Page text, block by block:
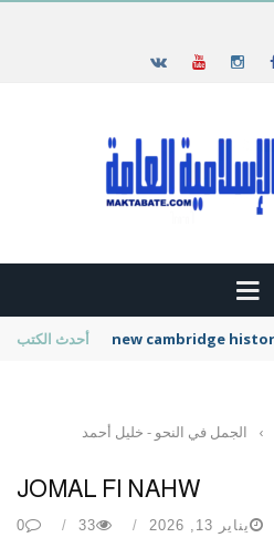
أحدث الكتب new cambridge
›
الجمل في النحو - خليل أحمد
JOMAL FI NAHW
يناير 13, 2026 33
0